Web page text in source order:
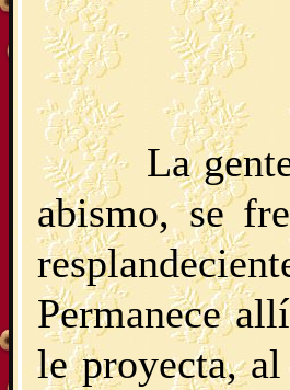
La
abismo, se
Permanece
le proyecta,